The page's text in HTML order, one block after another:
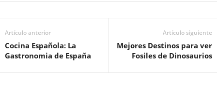
Artículo anterior
Cocina Española: La
Gastronomia de España
Artículo siguiente
Mejores Destinos para ver
Fosiles de Dinosaurios